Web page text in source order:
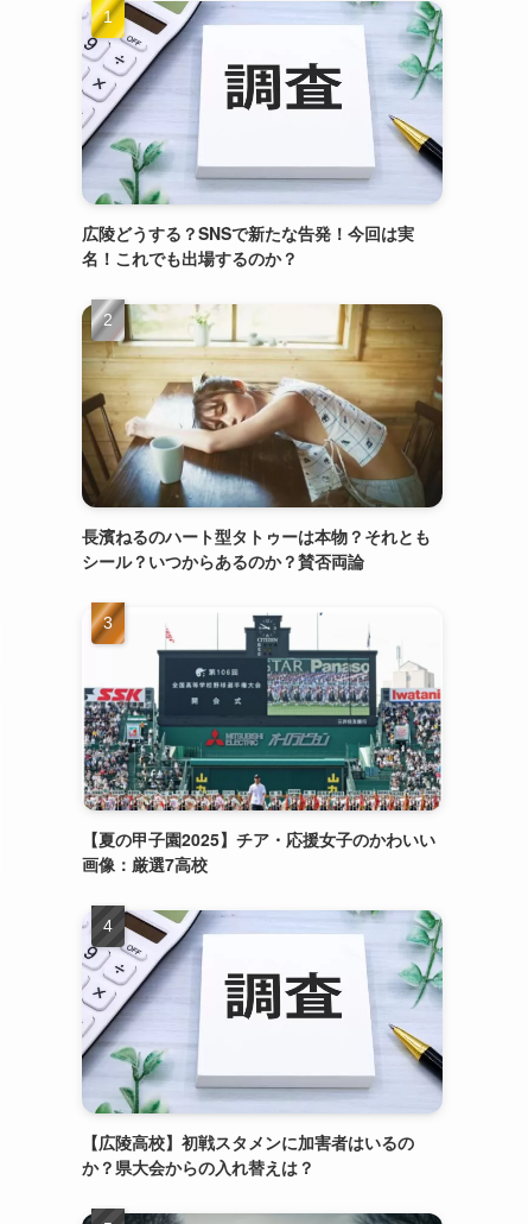
広陵どうする？SNSで新たな告発！今回は実
名！これでも出場するのか？
長濱ねるのハート型タトゥーは本物？それとも
シール？いつからあるのか？賛否両論
【夏の甲子園2025】チア・応援女子のかわいい
画像：厳選7高校
【広陵高校】初戦スタメンに加害者はいるの
か？県大会からの入れ替えは？